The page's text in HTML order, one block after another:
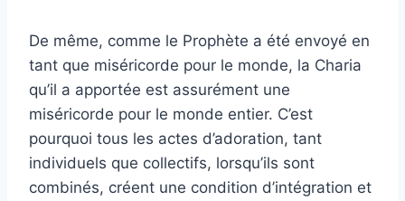
De même, comme le Prophète a été envoyé en
tant que miséricorde pour le monde, la Charia
qu’il a apportée est assurément une
miséricorde pour le monde entier. C’est
pourquoi tous les actes d’adoration, tant
individuels que collectifs, lorsqu’ils sont
combinés, créent une condition d’intégration et